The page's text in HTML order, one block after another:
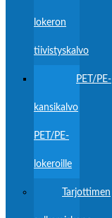
lokeron
tiivistyskalvo
PET/PE-
kansikalvo
PET/PE-
lokeroille
Tarjottimen